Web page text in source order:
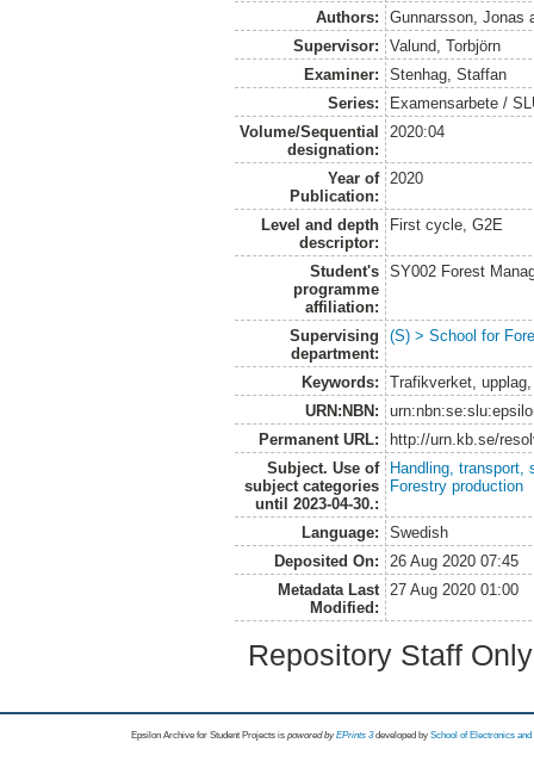
Authors:
Gunnarsson, Jonas
Supervisor:
Valund, Torbjörn
Examiner:
Stenhag, Staffan
Series:
Examensarbete /
Volume/Sequential
designation:
2020:04
Year of
Publication:
2020
Level and depth
descriptor:
First cycle, G2E
Student's
programme
affiliation:
SY002 Forest
Supervising
department:
(S) > School for
Keywords:
Trafikverket,
URN:NBN:
Permanent URL:
http://urn.kb.se/
Subject. Use of
subject categories
until 2023-04-30.:
Handling, transport,
Forestry production
Language:
Swedish
Deposited On:
26 Aug 2020 07:45
Metadata Last
Modified:
27 Aug 2020 01:00
Repository Staff
Epsilon Archive for Student Projects is powored byEPrints 3 developed by School of Electronics